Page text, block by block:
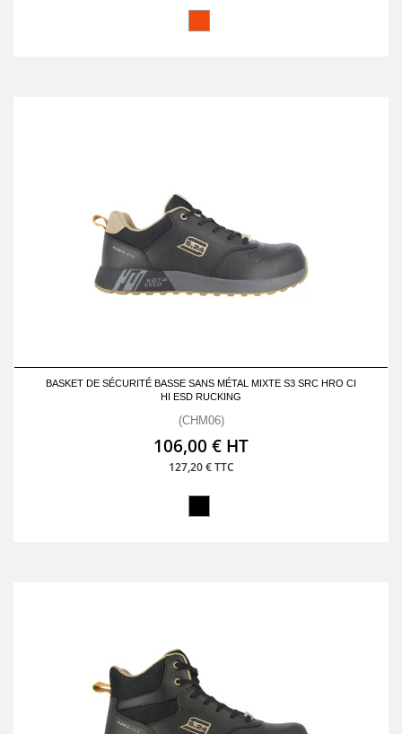
BASKET DE SÉCURITÉ BASSE SANS MÉTAL MIXTE S3 SRC HRO CI
HI ESD RUCKING
(CHM06)
106,00 € HT
127,20 € TTC